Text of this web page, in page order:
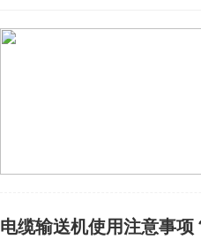
电缆输送机使用注意事项